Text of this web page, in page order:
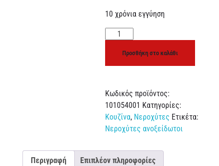
10 χρόνια εγγύηση
Προσθήκη στο καλάθι
Κωδικός προϊόντος:
101054001 Κατηγορίες:
Κουζίνα, Νεροχύτες Ετικέτα:
Νεροχύτες ανοξείδωτοι
Περιγραφή Επιπλέον πληροφορίες